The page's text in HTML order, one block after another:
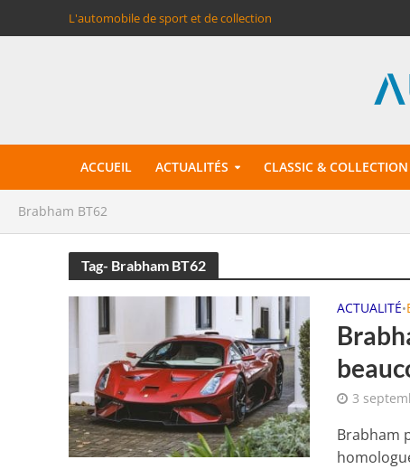
L'automobile de sport et de collection
ACCUEIL ACTUALITÉS CLASSIC & COLLECTION
Brabham BT62
Tag- Brabham BT62
ACTUALITÉ•
3
Brabham